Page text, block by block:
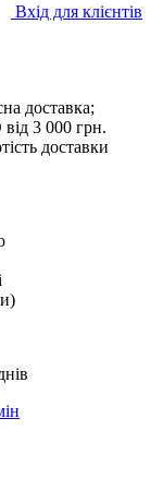
Вхід для клієнтів
доставка;
3 000 грн.
доставки